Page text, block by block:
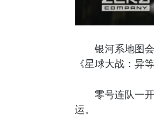
银河系地图
《星球大战：异
零号连队一
运。